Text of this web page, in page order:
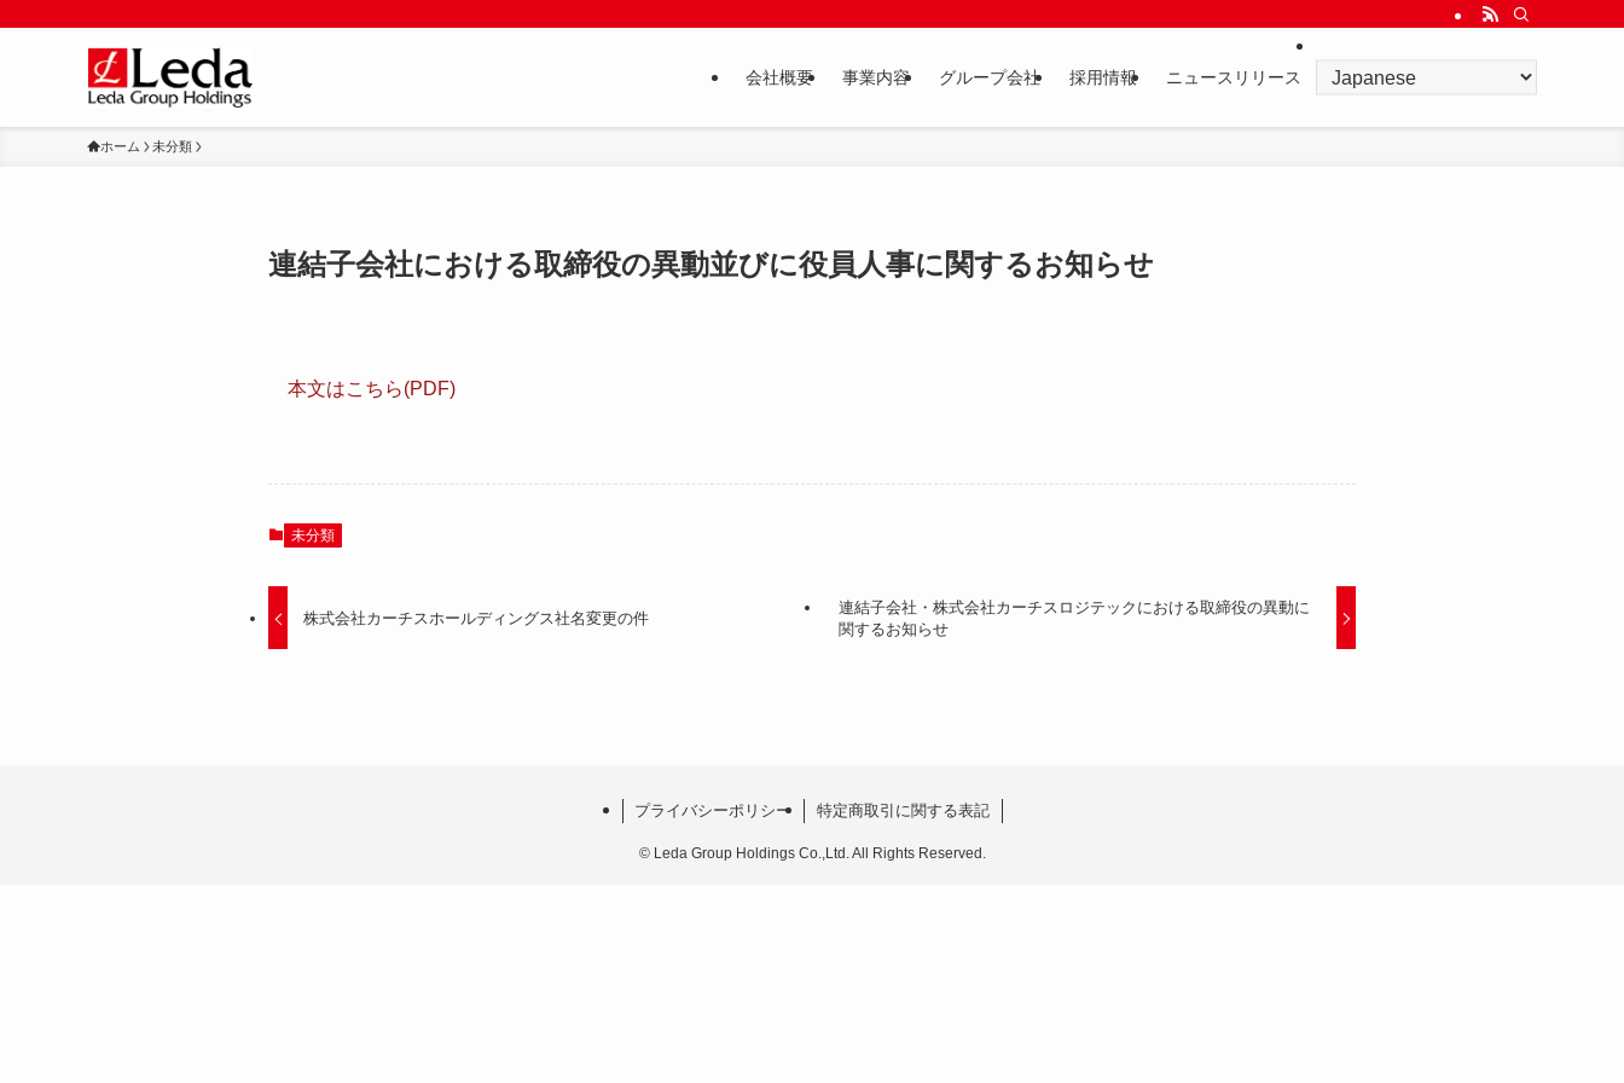
会社概要 事業内容 グループ会社 採用情報 ニュースリリース
ホーム 未分類
連結子会社における取締役の異動並びに役員人事に関するお知らせ
本文はこちら(PDF)
未分類
株式会社カーチスホールディングス社名変更の件
連結子会社・株式会社カーチスロジテックにおける取締役の異動に
関するお知らせ
プライバシーポリシー 特定商取引に関する表記
©Leda Group Holdings Co.,Ltd. All Rights Reserved.